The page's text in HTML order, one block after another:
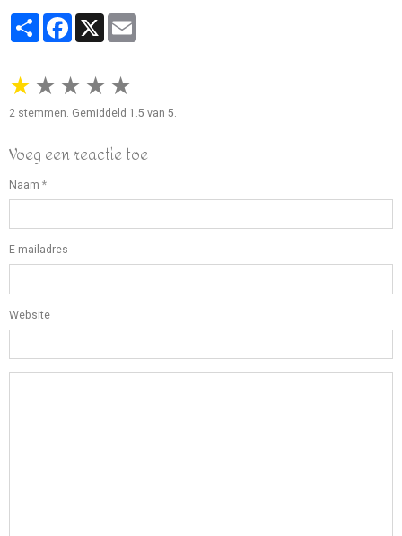
PartagerFacebook
X
★ ★ ★ ★ ★
2 stemmen. Gemiddeld 1.5 van 5.
Voeg een reactie toe
Naam
E-mailadres
Website